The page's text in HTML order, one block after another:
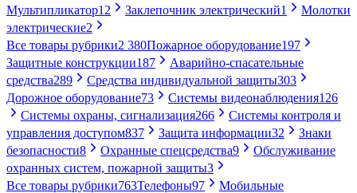
Мультипликатор12 Заклепочник электрический1
Молотки
электрические2
Все товары рубрики2 380Пожарное оборудование197
Защитные конструкции187
Аварийно-спасательные
средства289 Средства индивидуальной защиты303
Дорожное оборудование73 Системы видеонаблюдения126
Системы охраны, сигнализация266
Системы контроля и
управления доступом837 Защита информации32
Знаки
безопасности8 Охранные спецсредства9
Обслуживание
охранных систем, пожарной защиты3
Все товары рубрики763Телефоны97
Мобильные